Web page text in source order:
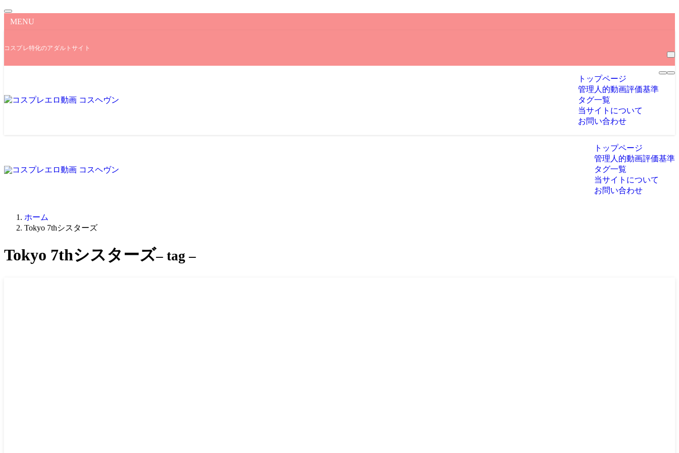
MENU
コスプレ特化のアダルトサイト
トップページ
管理人的動画評価基準
タグ一覧
当サイトについて
お問い合わせ
トップページ
管理人的動画評価基準
タグ一覧
当サイトについて
お問い合わせ
ホーム
Tokyo 7thシスターズ
Tokyo 7thシスターズ– tag –